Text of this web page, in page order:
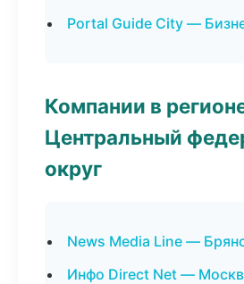
Portal Guide City —
Компании в
Центральный
округ
News Media Line —
Инфо Direct Net —